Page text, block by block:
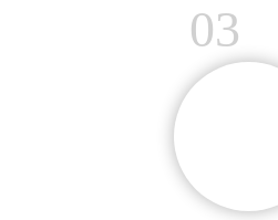
03